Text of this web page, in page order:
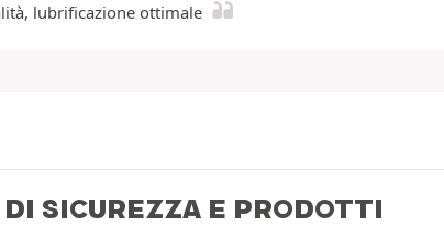
lubrificazione ottimale
DI SICUREZZA E PRODOTTI